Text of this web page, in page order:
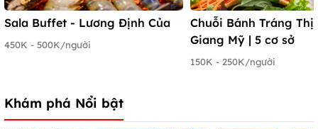
Sala Buffet - Lương Định Của
450K - 500K/người
Chuỗi Bánh Tráng
Giang Mỹ | 5 cơ sở
150K - 250K/người
Khám phá Nổi bật